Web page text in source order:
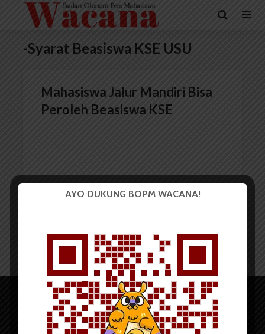
-Syarat Beasiswa KSE USU
Mahasiswa Jalur Mandiri Bisa
Peroleh Beasiswa KSE
AYO DUKUNG BOPM WACANA!